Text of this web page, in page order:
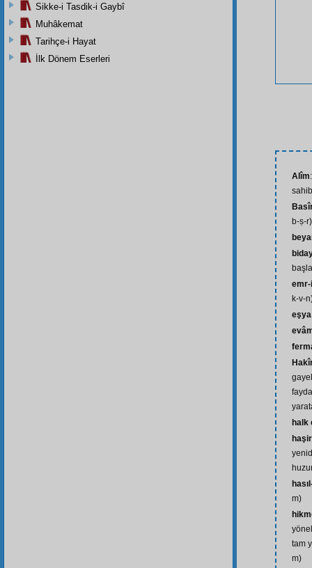
Alîm
b-ṣ-r)
k-v-
eşya
halk
haşir
m)
tam
m)
Sikke-i Tasdik-i Gaybî
Muhâkemat
Tarihçe-i Hayat
İlk Dönem Eserleri